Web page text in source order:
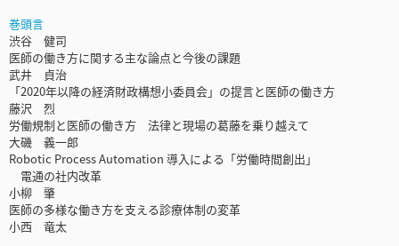
巻頭言
渋谷 健司
医師の働き方に関する主な論点と今後の課題
武井 貞治
「2020年以降の経済財政構想小委員会」の提言と医師の働き方
藤沢 烈
労働規制と医師の働き方 法律と現場の葛藤を乗り越えて
大磯 義一郎
Robotic Process Automation 導入による「労働時間創出」
電通の社内改革
小柳 肇
医師の多様な働き方を支える診療体制の変革
小西 竜太